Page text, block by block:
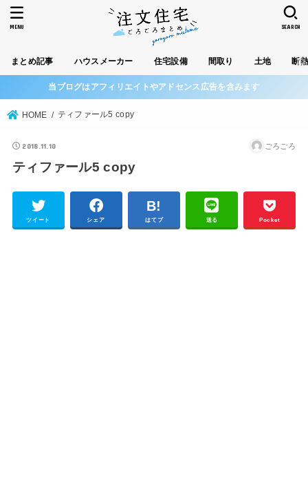
まとめ記事 ハウスメーカー 住宅設備 間取り 土地 断
SEARCH
MENU
当ブログはアフィリエイトやアドセンス広告を含みます
HOME ティファール5 copy
2018.11.10 ごろごろ
ティファール5 copy
ツイート シェア はてブ 送る Pocket